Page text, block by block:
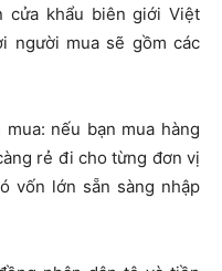
cửa khẩu biên giới Việt
người mua sẽ gồm các
nếu bạn mua hàng
rẻ đi cho từng đơn vị
vốn lớn sẵn sàng nhập